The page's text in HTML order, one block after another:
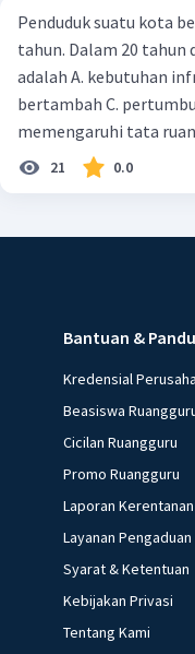
Penduduk suatu kota
tahun. Dalam 20 tahun
adalah A. kebutuhan
bertambah C.
memengaruhi tata
21 0.0
Bantuan &
Kredensial
Beasiswa
Cicilan Ruangguru
Promo Ruangguru
Laporan Kerentanan
Layanan Pengaduan
Syarat & Ketentuan
Kebijakan Privasi
Tentang Kami